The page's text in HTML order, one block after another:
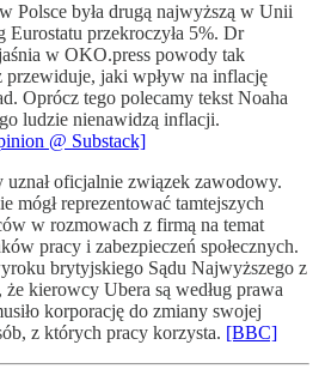
Polsce była drugą najwyższą w Unii
Eurostatu przekroczyła 5%. Dr
w OKO.press powody tak
jaki wpływ na inflację
Oprócz tego polecamy tekst Noaha
ludzie nienawidzą inflacji.
@ Substack]
uznał oficjalnie związek zawodowy.
mógł reprezentować tamtejszych
w rozmowach z firmą na temat
pracy i zabezpieczeń społecznych.
brytyjskiego Sądu Najwyższego z
że kierowcy Ubera są według prawa
korporację do zmiany swojej
z których pracy korzysta. [BBC]